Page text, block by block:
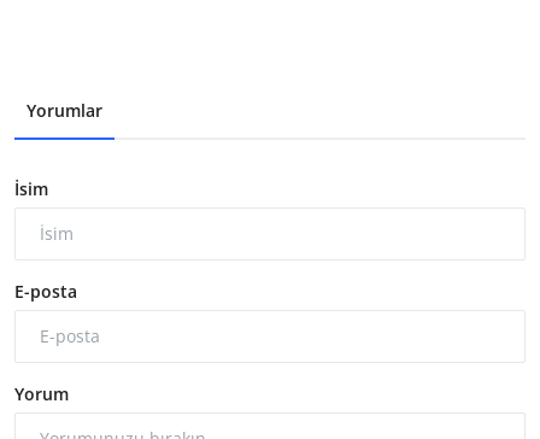
Yorumlar
İsim
E-posta
Yorum